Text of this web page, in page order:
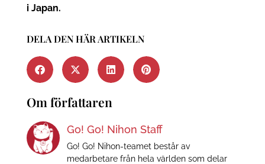
i Japan.
DELA DEN HÄR ARTIKELN
Om författaren
Go! Go! Nihon Staff
Go! Go! Nihon-teamet består av
medarbetare från hela världen som delar